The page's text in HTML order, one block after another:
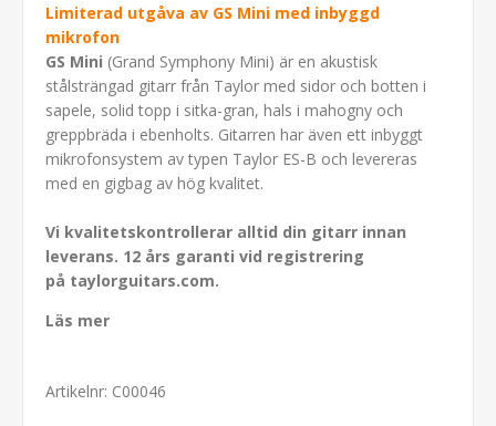
Limiterad utgåva av GS Mini med inbyggd
mikrofon
GS Mini (Grand Symphony Mini) är en akustisk
stålsträngad gitarr från Taylor med sidor och botten i
sapele, solid topp i sitka-gran, hals i mahogny och
greppbräda i ebenholts. Gitarren har även ett inbyggt
mikrofonsystem av typen Taylor ES-B och levereras
med en gigbag av hög kvalitet.
Vi kvalitetskontrollerar alltid din gitarr innan
leverans. 12 års garanti vid registrering
på taylorguitars.com.
Läs mer
Artikelnr: C00046